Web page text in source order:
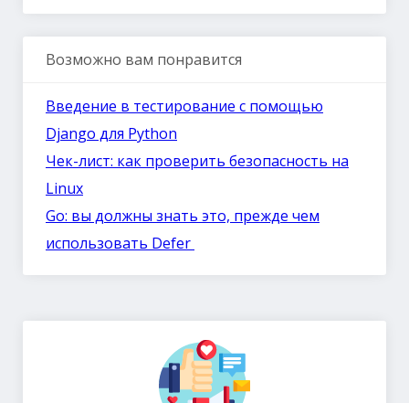
Возможно вам понравится
Введение в тестирование с помощью
Django для Python
Чек-лист: как проверить безопасность на
Linux
Go: вы должны знать это, прежде чем
использовать Defer